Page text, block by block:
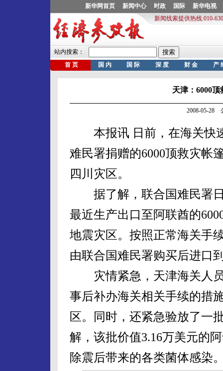
天津：6000
2008-05-28
本报讯 日前，在海关快
难民署捐赠的6000顶救灾帐
四川灾区。
据了解，联合国难民署日
最近生产出口至阿联酋的
地震灾区。按照正常海关手
由联合国难民署购买后进口
灾情紧急，天津海关人员
事后补办海关相关手续的措
区。同时，还紧急验放了一
解，该批价值3.16万美元的
除震后带来的各类菌体感染